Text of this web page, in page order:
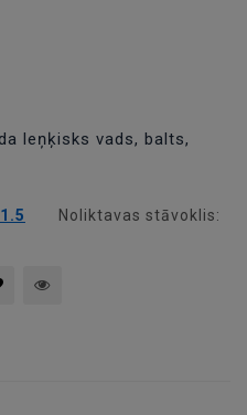
leņķisks vads, balts,
Noliktavas stāvoklis: